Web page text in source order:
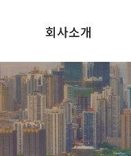
회사소개
대표이사 인사말
기업이념
회사연혁